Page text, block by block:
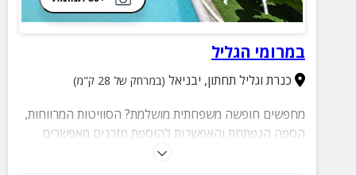
במרומי הגליל
כנרת וגליל תחתון, יבניאל (במרחק של 28 ק"מ)
מחפשים חופשה משפחתית מושלמת? הסוויטות המרווחות,
הספה הנפתחת והאפשרות להוספת מזרנים מאפשרים
לכולם ליהנות יחד בנוחות מלאה, לצד בריכה מגודרת